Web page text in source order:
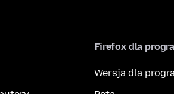
Firefox dla
Wersja dla